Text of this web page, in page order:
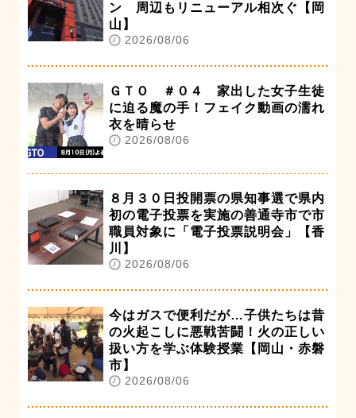
ン 周辺もリニューアル相次ぐ【岡
山】
2026/08/06
ＧＴＯ ＃０４ 家出した女子生徒
に迫る魔の手！フェイク動画の濡れ
衣を晴らせ
2026/08/06
８月３０日投開票の県知事選で県内
初の電子投票を実施の善通寺市で市
職員対象に「電子投票説明会」【香
川】
2026/08/06
今はガスで便利だが…子供たちは昔
の火起こしに悪戦苦闘！火の正しい
扱い方を学ぶ体験授業【岡山・赤磐
市】
2026/08/06